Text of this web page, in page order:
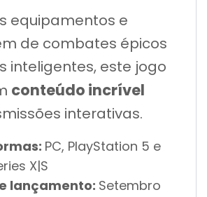
equipamentos e
de combates épicos
inteligentes, este jogo
conteúdo incrível
interativas.
PC, PlayStation 5 e
X|S
lançamento: Setembro